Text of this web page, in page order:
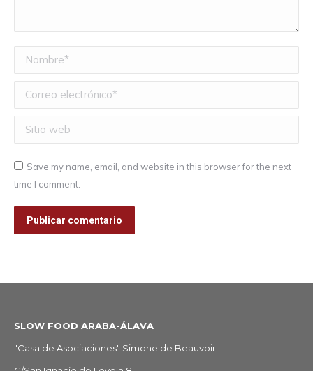
Nombre *
Correo electrónico *
Sitio web
Save my name, email, and website in this browser for the next
time I comment.
Publicar comentario
SLOW FOOD ARABA-ÁLAVA
"Casa de Asociaciones" Simone de Beauvoir